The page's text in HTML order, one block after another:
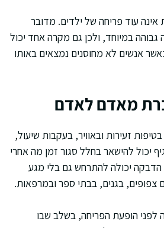
עוד פריחה של ילדים. מדובר
במיוחד, ולכן גם מקרה אחד יכול
אנשים לא מחוסנים נמצאים באותו
מאדם לאדם
זעירות ובאוויר, בעקבות שיעול,
יכול להישאר בחלל סגור זמן מה אחרי
יכולה להתרחש גם בלי מגע
צפופים, בגנים, בבתי ספר ובמרפאות.
הופעת הפריחה, בשלב שבו